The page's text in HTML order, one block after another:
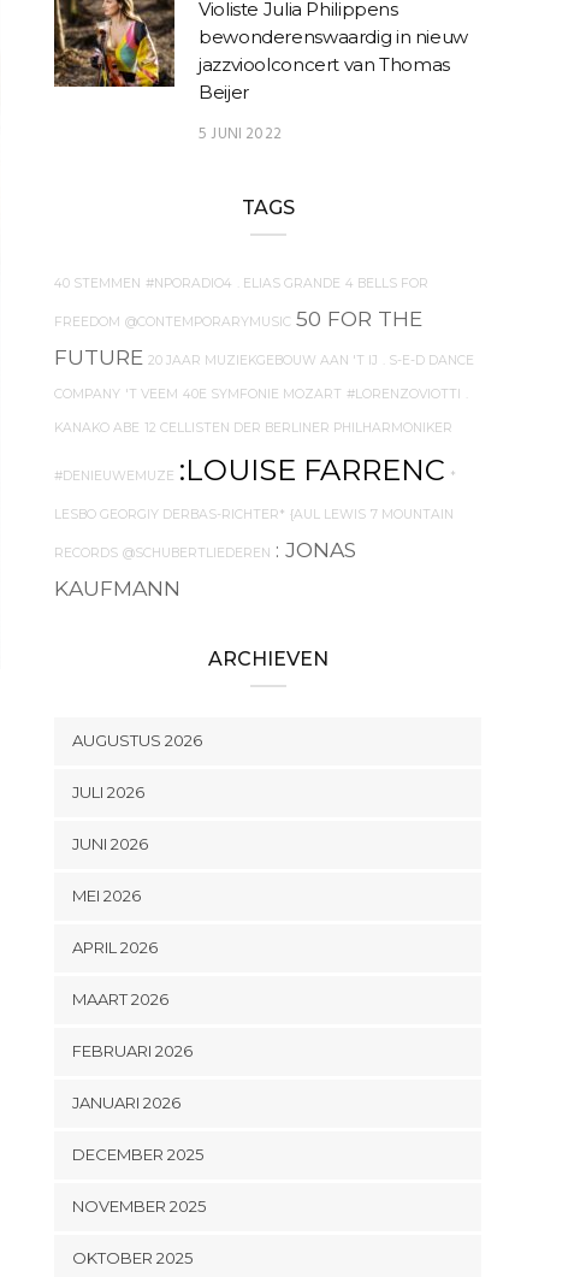
Violiste Julia Philippens
bewonderenswaardig in nieuw
jazzvioolconcert van Thomas
Beijer
5 JUNI 2022
TAGS
40 STEMMEN #NPORADIO4 . ELIAS GRANDE 4 BELLS FOR
FREEDOM @CONTEMPORARYMUSIC 50 FOR THE
FUTURE 20 JAAR MUZIEKGEBOUW AAN 'T IJ . S-E-D DANCE
COMPANY 'T VEEM 40E SYMFONIE MOZART #LORENZOVIOTTI
KANAKO ABE 12 CELLISTEN DER BERLINER PHILHARMONIKER
#DENIEUWEMUZE :LOUISE FARRENC *
LESBO GEORGIY DERBAS-RICHTER* {AUL LEWIS 7 MOUNTAIN
RECORDS @SCHUBERTLIEDEREN : JONAS
KAUFMANN
ARCHIEVEN
AUGUSTUS 2026
JULI 2026
JUNI 2026
MEI 2026
APRIL 2026
MAART 2026
FEBRUARI 2026
JANUARI 2026
DECEMBER 2025
NOVEMBER 2025
OKTOBER 2025